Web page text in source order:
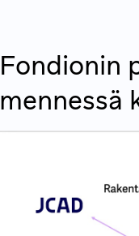
Fondionin
mennessä